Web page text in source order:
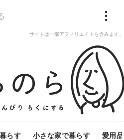
サイトは一部アフィリエイトを含みます。
らす 小さな家で暮らす 愛用品